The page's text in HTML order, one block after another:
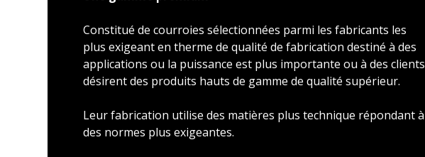
Constitué de courroies sélectionnées parmi les fabricants les
plus exigeant en therme de qualité de fabrication destiné à des
applications ou la puissance est plus importante ou à des clients
désirent des produits hauts de gamme de qualité supérieur.
Leur fabrication utilise des matières plus technique répondant à
des normes plus exigeantes.